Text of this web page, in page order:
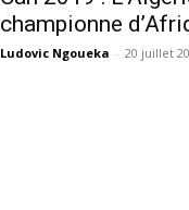
championne
Ludovic Ngoueka - 20 juillet